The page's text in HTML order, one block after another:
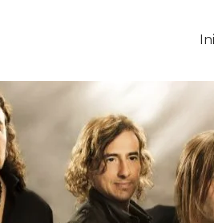
En Vivo